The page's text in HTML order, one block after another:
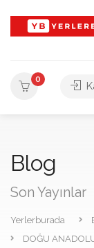
0
Blog
Son Yayınlar
Yerlerburada
DOĞU